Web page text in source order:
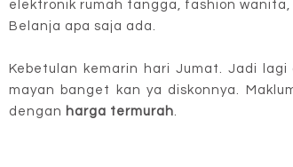
elektronik rumah tangga, fashion
Belanja apa saja ada.
Kebetulan kemarin hari Jumat. Jadi lagi
mayan banget kan ya diskonnya.
dengan harga termurah